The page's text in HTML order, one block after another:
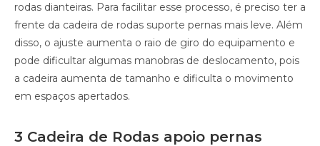
rodas dianteiras. Para facilitar esse processo, é preciso ter a
frente da cadeira de rodas suporte pernas mais leve. Além
disso, o ajuste aumenta o raio de giro do equipamento e
pode dificultar algumas manobras de deslocamento, pois
a cadeira aumenta de tamanho e dificulta o movimento
em espaços apertados.
3 Cadeira de Rodas apoio pernas